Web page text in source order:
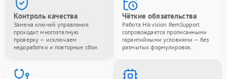
Контроль качества
Замена ключей управления
проходит многоэтапную
проверку — исключаем
недоработки и повторные сбои.
Чёткие обязательства
Работа Hikvision RemSupport
сопровождается прописанными
гарантийными условиями — без
размытых формулировок.